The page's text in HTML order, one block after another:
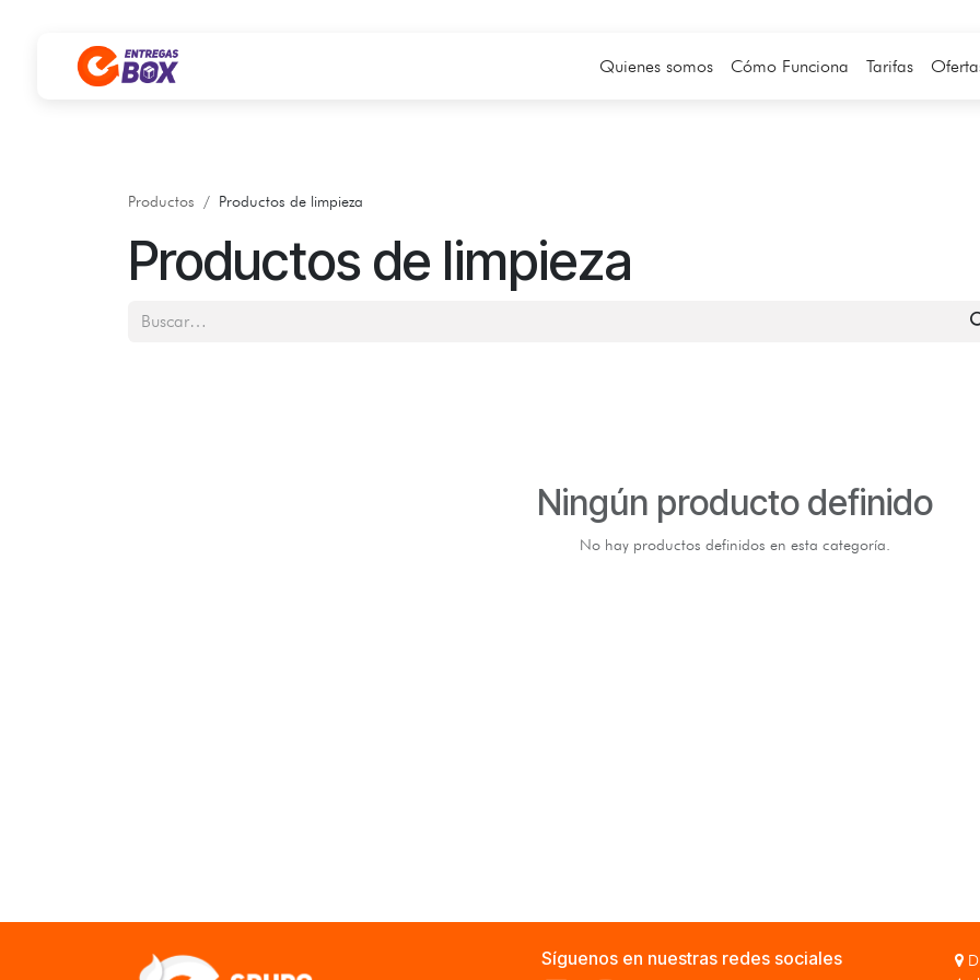
Quienes somos Cómo Funciona Tarifas
Productos Productos de limpieza
Productos de limpieza
Ningún producto definido
No hay productos definidos en esta categoría.
Síguenos en nuestras redes sociales